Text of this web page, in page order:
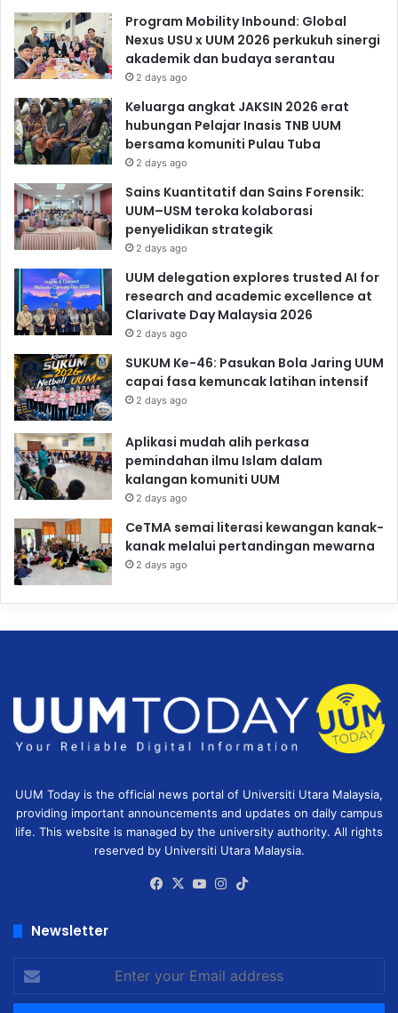
Program Mobility Inbound: Global
Nexus USU x UUM 2026 perkukuh sinergi
akademik dan budaya serantau
2 days ago
Keluarga angkat JAKSIN 2026 erat
hubungan Pelajar Inasis TNB UUM
bersama komuniti Pulau Tuba
2 days ago
Sains Kuantitatif dan Sains Forensik:
UUM–USM teroka kolaborasi
penyelidikan strategik
2 days ago
UUM delegation explores trusted AI for
research and academic excellence at
Clarivate Day Malaysia 2026
2 days ago
SUKUM Ke-46: Pasukan Bola Jaring UUM
capai fasa kemuncak latihan intensif
2 days ago
Aplikasi mudah alih perkasa
pemindahan ilmu Islam dalam
kalangan komuniti UUM
2 days ago
CeTMA semai literasi kewangan kanak-
kanak melalui pertandingan mewarna
2 days ago
UUM Today is the official news portal of Universiti Utara Malaysia,
providing important announcements and updates on daily campus
life. This website is managed by the university authority. All rights
reserved by Universiti Utara Malaysia.
Facebook
X YouTubeInstagram
Newsletter
Enter
your
Email